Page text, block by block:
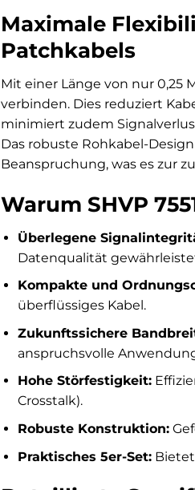
Maximale
Patchkabels
Mit einer Länge von nur 0,25
verbinden. Dies reduziert
minimiert zudem
Das robuste Rohkabel-
Beanspruchung, was es zur
Warum SHVP
Überlegene
Datenqualität
Kompakte und
überflüssiges Kabel.
Zukunftssichere
anspruchsvolle
Hohe Störfestigkeit:
Crosstalk).
Robuste Konstruktion:
Praktisches 5er-Set:Bietet